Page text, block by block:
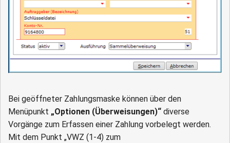
Bei geöffneter Zahlungsmaske können über den
Menüpunkt „Optionen (Überweisungen)“ diverse
Vorgänge zum Erfassen einer Zahlung vorbelegt werden.
Mit dem Punkt „VWZ (1-4) zum